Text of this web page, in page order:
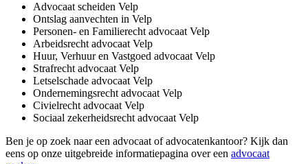
Advocaat scheiden Velp
Ontslag aanvechten in Velp
Personen- en Familierecht advocaat Velp
Arbeidsrecht advocaat Velp
Huur, Verhuur en Vastgoed advocaat Velp
Strafrecht advocaat Velp
Letselschade advocaat Velp
Ondernemingsrecht advocaat Velp
Civielrecht advocaat Velp
Sociaal zekerheidsrecht advocaat Velp
Ben je op zoek naar een advocaat of advocatenkantoor? Kijk dan
eens op onze uitgebreide informatiepagina over een advocaat